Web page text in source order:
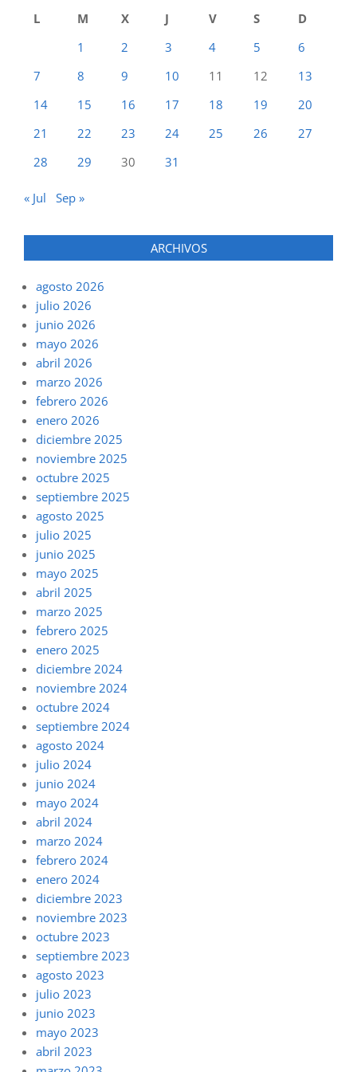
L
M X J V S
D
1
2 3 4 5
6
7
8 9 10 11 12
13
14
15 16 17 18 19
20
21
22 23 24 25 26
27
28
29 30 31
« Jul Sep »
ARCHIVOS
agosto 2026
julio 2026
junio 2026
mayo 2026
abril 2026
marzo 2026
febrero 2026
enero 2026
diciembre 2025
noviembre 2025
octubre 2025
septiembre 2025
agosto 2025
julio 2025
junio 2025
mayo 2025
abril 2025
marzo 2025
febrero 2025
enero 2025
diciembre 2024
noviembre 2024
octubre 2024
septiembre 2024
agosto 2024
julio 2024
junio 2024
mayo 2024
abril 2024
marzo 2024
febrero 2024
enero 2024
diciembre 2023
noviembre 2023
octubre 2023
septiembre 2023
agosto 2023
julio 2023
junio 2023
mayo 2023
abril 2023